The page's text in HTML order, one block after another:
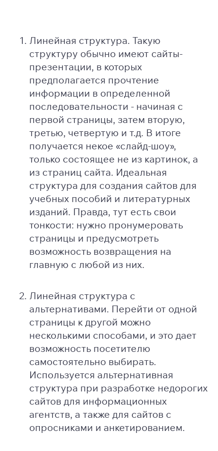
Линейная структура. Такую
структуру обычно имеют сайты-
презентации, в которых
предполагается прочтение
информации в определенной
последовательности - начиная с
первой страницы, затем вторую,
третью, четвертую и т.д. В итоге
получается некое «слайд-шоу»,
только состоящее не из картинок, а
из страниц сайта. Идеальная
структура для создания сайтов для
учебных пособий и литературных
изданий. Правда, тут есть свои
тонкости: нужно пронумеровать
страницы и предусмотреть
возможность возвращения на
главную с любой из них.
Линейная структура с
альтернативами. Перейти от одной
страницы к другой можно
несколькими способами, и это дает
возможность посетителю
самостоятельно выбирать.
Используется альтернативная
структура при разработке недорогих
сайтов для информационных
агентств, а также для сайтов с
опросниками и анкетированием.